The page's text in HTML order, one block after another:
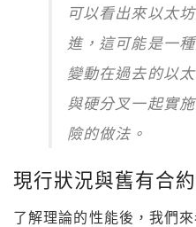
可以看出來以太
進，這可能是一
變動在過去的以
與硬分叉一起實
險的做法。
現行狀況與舊有合
了解理論的性能後，我們